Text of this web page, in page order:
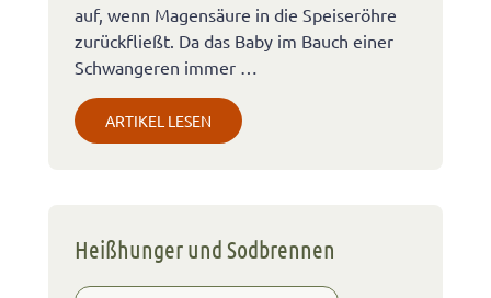
auf, wenn Magensäure in die Speiseröhre
zurückfließt. Da das Baby im Bauch einer
Schwangeren immer …
ARTIKEL LESEN
Heißhunger und Sodbrennen